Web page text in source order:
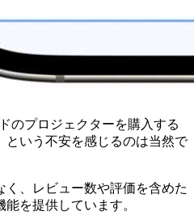
のプロジェクターを購入する
という不安を感じるのは当然で
く、レビュー数や評価を含めた
を提供しています。